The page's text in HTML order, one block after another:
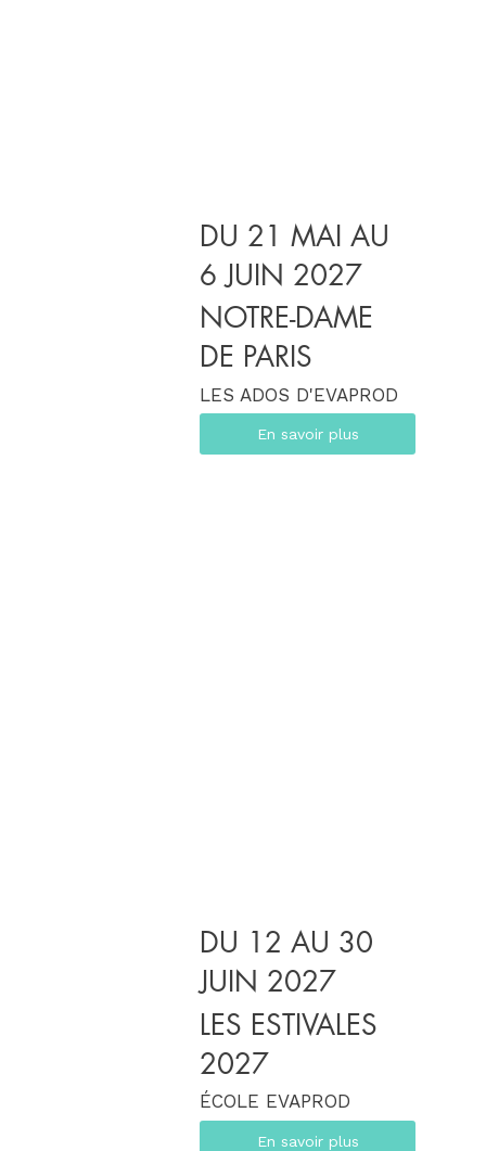
DU 21 MAI AU
6 JUIN 2027
NOTRE-DAME
DE PARIS
LES ADOS D'EVAPROD
En savoir plus
DU 12 AU 30
JUIN 2027
LES ESTIVALES
2027
ÉCOLE EVAPROD
En savoir plus